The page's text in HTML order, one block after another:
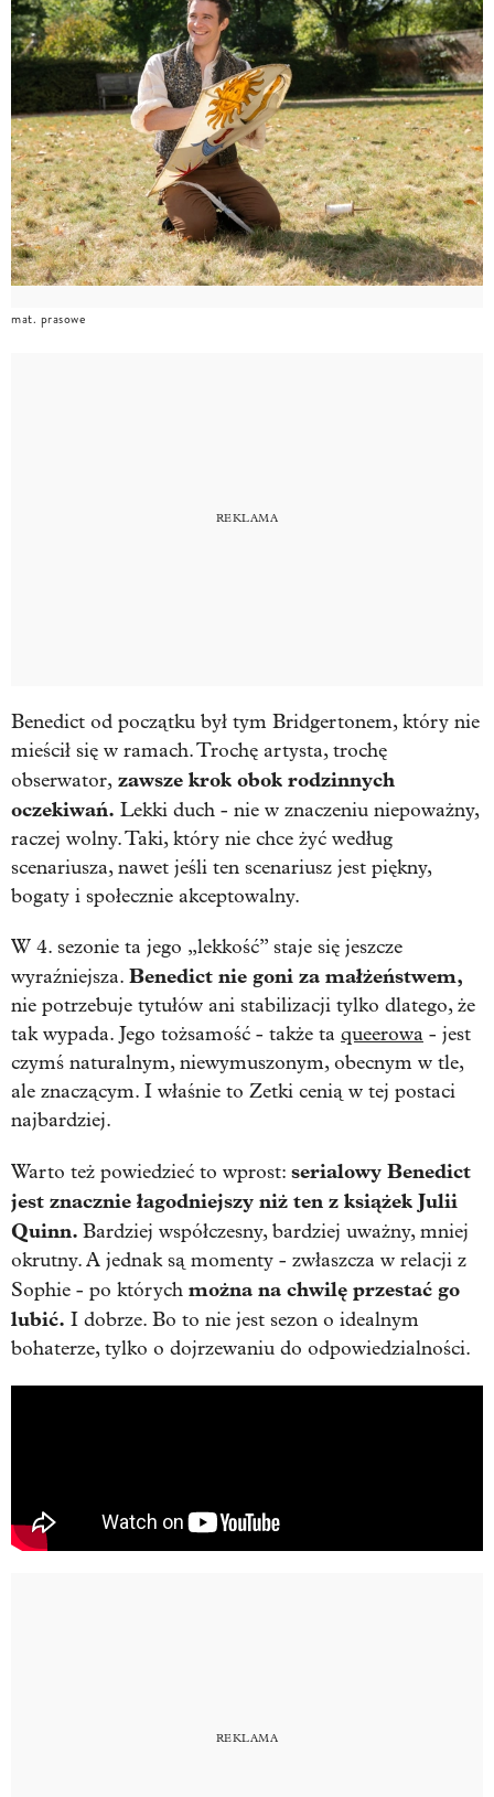
mat. prasowe
Benedict od początku był tym Bridgertonem, który nie
mieścił się w ramach. Trochę artysta, trochę
obserwator, zawsze krok obok rodzinnych
oczekiwań. Lekki duch - nie w znaczeniu niepoważny,
raczej wolny. Taki, który nie chce żyć według
scenariusza, nawet jeśli ten scenariusz jest piękny,
bogaty i społecznie akceptowalny.
W 4. sezonie ta jego „lekkość” staje się jeszcze
wyraźniejsza. Benedict nie goni za małżeństwem,
nie potrzebuje tytułów ani stabilizacji tylko dlatego, że
tak wypada. Jego tożsamość - także ta queerowa - jest
czymś naturalnym, niewymuszonym, obecnym w tle,
ale znaczącym. I właśnie to Zetki cenią w tej postaci
najbardziej.
Warto też powiedzieć to wprost: serialowy Benedict
jest znacznie łagodniejszy niż ten z książek Julii
Quinn. Bardziej współczesny, bardziej uważny, mniej
okrutny. A jednak są momenty - zwłaszcza w relacji z
Sophie - po których można na chwilę przestać go
lubić. I dobrze. Bo to nie jest sezon o idealnym
bohaterze, tylko o dojrzewaniu do odpowiedzialności.